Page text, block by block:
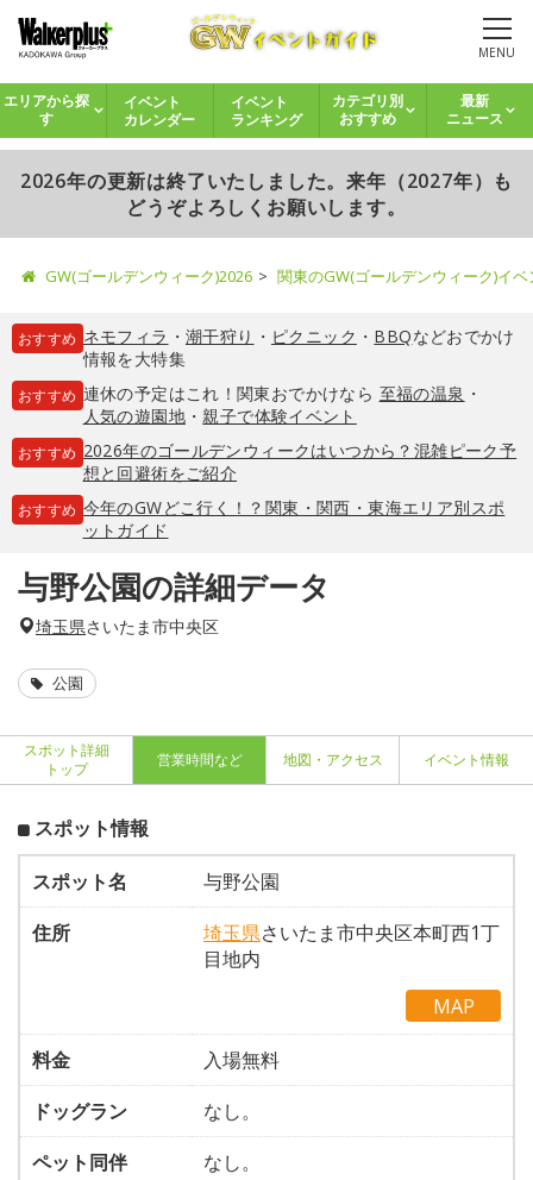
MENU
エリアから探
す
イベント
カレンダー
イベント
ランキング
カテゴリ別
おすすめ
最新
ニュース
2026年の更新は終了いたしました。来年（2027年）も
どうぞよろしくお願いします。
GW(ゴールデンウィーク)2026 関東のGW(ゴールデンウィーク)イ
おすすめ ネモフィラ ・ 潮干狩り ・ ピクニック ・ BBQなどおでかけ
情報を大特集
おすすめ 連休の予定はこれ！関東おでかけなら 至福の温泉 ・
人気の遊園地・親子で体験イベント
おすすめ 2026年のゴールデンウィークはいつから？混雑ピーク予
想と回避術をご紹介
おすすめ 今年のGWどこ行く！？関東・関西・東海エリア別スポ
ットガイド
与野公園の詳細データ
埼玉県さいたま市中央区
公園
スポット詳細
トップ
営業時間など 地図・アクセス イベント情報
スポット情報
スポット名
与野公園
住所
埼玉県さいたま市中央区本町西1丁
目地内
MAP
料金
入場無料
ドッグラン
なし。
ペット同伴
なし。